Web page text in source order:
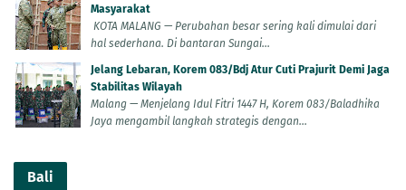
Masyarakat
KOTA MALANG — Perubahan besar sering kali dimulai dari
hal sederhana. Di bantaran Sungai...
Jelang Lebaran, Korem 083/Bdj Atur Cuti Prajurit Demi Jaga
Stabilitas Wilayah
Malang — Menjelang Idul Fitri 1447 H, Korem 083/Baladhika
Jaya mengambil langkah strategis dengan...
Bali